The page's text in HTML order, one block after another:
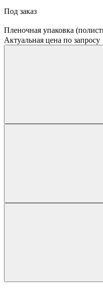
Под заказ
Пленочная упаковка
Актуальная цена по запросу